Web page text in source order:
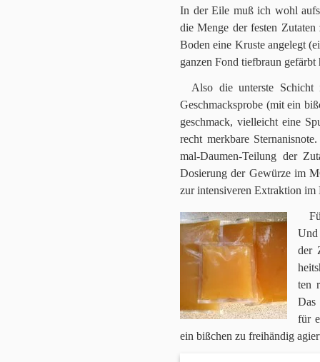
In der Eile muß ich wohl
die Menge der festen
Boden eine Kru­ste ange­legt
gan­zen Fond tief­braun gefärbt
Also die unter­ste
Geschmacks­probe (mit ein
ge­schmack, viel­leicht eine
recht merk­bare
mal-Dau­men-Tei­lung der
Dosie­rung der Gewürze im
zur inten­si­ve­ren Extrak­tion
Und
der
ten
Das
für
ein biß­chen zu frei­hän­dig